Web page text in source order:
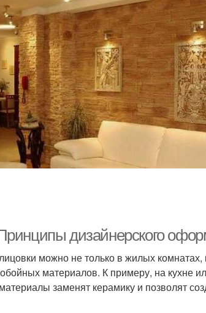
дизайнерского
можно не только в жилых
материалов. К примеру, на кухне
заменят керамику и позволят